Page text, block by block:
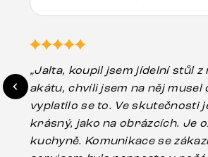
„Jalta, koupil jsem jídelní stůl z
akátu, chvíli jsem na něj musel
vyplatilo se to. Ve skutečnosti
krásný, jako na obrázcích. Je ozdobou naší
kuchyně. Komunikace se